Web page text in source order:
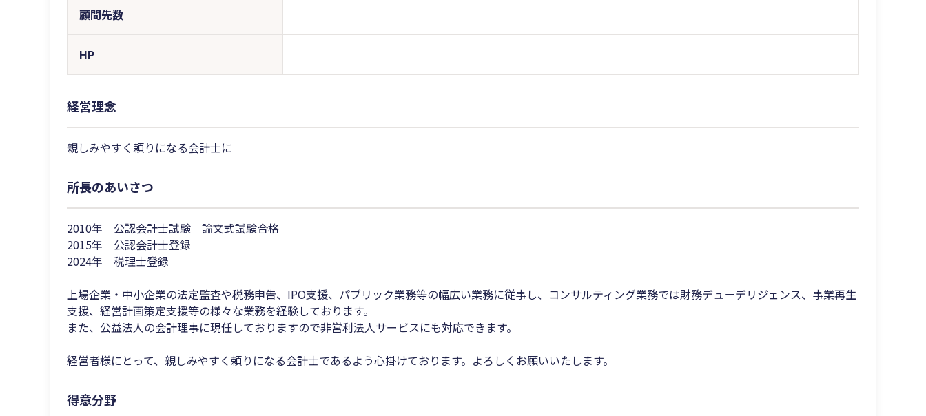
顧問先数
HP
経営理念
親しみやすく頼りになる会計士に
所長のあいさつ
2010年 公認会計士試験 論文式試験合格
2015年 公認会計士登録
2024年 税理士登録
上場企業・中小企業の法定監査や税務申告、IPO支援、パブリック業務等の幅広い業務に従事し、コンサルティング業務では財務デューデリジェンス、事業再生
支援、経営計画策定支援等の様々な業務を経験しております。
また、公益法人の会計理事に現任しておりますので非営利法人サービスにも対応できます。
経営者様にとって、親しみやすく頼りになる会計士であるよう心掛けております。よろしくお願いいたします。
得意分野